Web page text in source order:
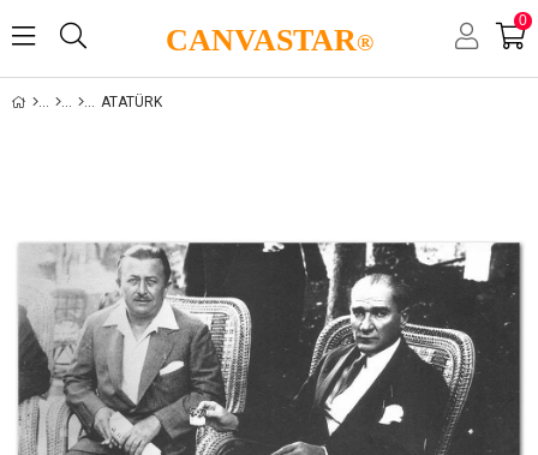
CANVASTAR®
0
ATATÜRK